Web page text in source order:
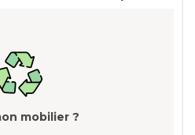
mobilier ?